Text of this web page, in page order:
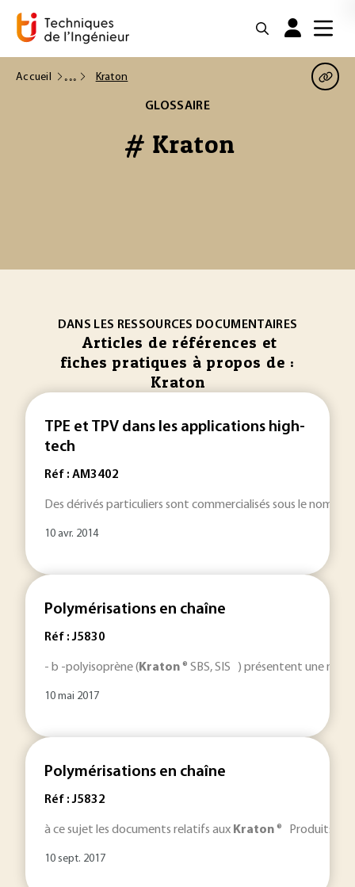
Accueil Kraton
GLOSSAIRE
# Kraton
DANS LES RESSOURCES DOCUMENTAIRES
Articles de références et
fiches pratiques à propos de :
Kraton
TPE et TPV dans les applications high-
tech
Réf : AM3402
Des dérivés particuliers sont commercialisés sous le nom de
10 avr. 2014
Polymérisations en chaîne
Réf : J5830
- b -polyisoprène (Kraton® SBS, SIS ) présentent une
10 mai 2017
Polymérisations en chaîne
Réf : J5832
à ce sujet les documents relatifs aux Kraton® Produits
10 sept. 2017